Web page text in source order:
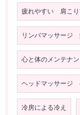
疲れやすい 肩こ
リンパマッサージ
心と体のメンテナン
ヘッドマッサージ
冷房による冷え